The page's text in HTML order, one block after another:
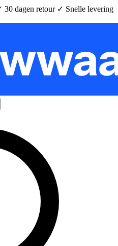
30 dagen retour ✓ Snelle levering